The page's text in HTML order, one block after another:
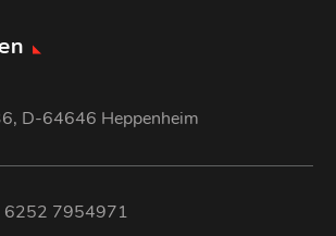
D-64646 Heppenheim
6252 7954971